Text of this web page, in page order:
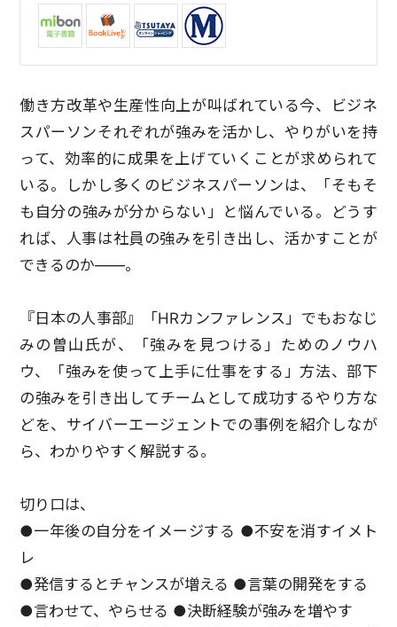
働き方改革や生産性向上が叫ばれている今、ビジネ
スパーソンそれぞれが強みを活かし、やりがいを持
って、効率的に成果を上げていくことが求められて
いる。しかし多くのビジネスパーソンは、「そもそ
も自分の強みが分からない」と悩んでいる。どうす
れば、人事は社員の強みを引き出し、活かすことが
できるのか――。
『日本の人事部』「HRカンファレンス」でもおなじ
みの曽山氏が、「強みを見つける」ためのノウハ
ウ、「強みを使って上手に仕事をする」方法、部下
の強みを引き出してチームとして成功するやり方な
どを、サイバーエージェントでの事例を紹介しなが
ら、わかりやすく解説する。
切り口は、
●一年後の自分をイメージする ●不安を消すイメト
レ
●発信するとチャンスが増える ●言葉の開発をする
●言わせて、やらせる ●決断経験が強みを増やす